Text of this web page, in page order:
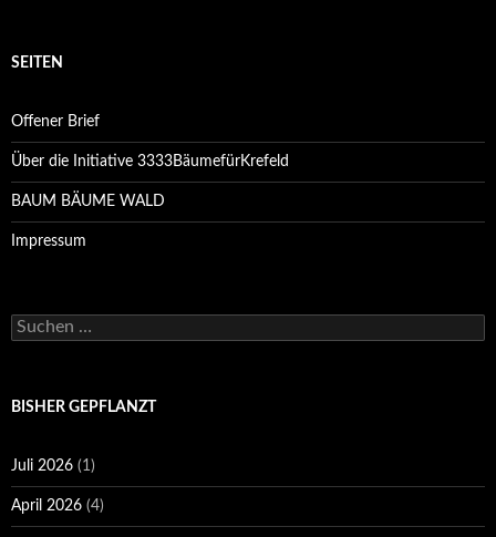
SEITEN
Offener Brief
Über die Initiative 3333BäumefürKrefeld
BAUM BÄUME WALD
Impressum
Suchen
nach:
BISHER GEPFLANZT
Juli 2026 (1)
April 2026 (4)